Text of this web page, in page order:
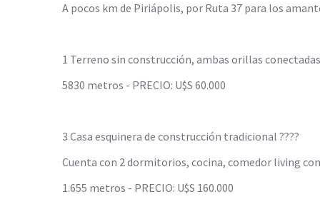
A pocos km de Piriápolis, por Ruta 37 para los
1 Terreno sin construcción, ambas orillas
5830 metros - PRECIO: U$S 60.000
3 Casa esquinera de construcción tradicional ????
Cuenta con 2 dormitorios, cocina, comedor living
1.655 metros - PRECIO: U$S 160.000